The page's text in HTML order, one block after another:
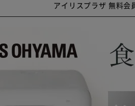
アイリスプラザ 無料会